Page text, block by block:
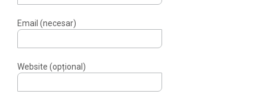
Email (necesar)
Website (opțional)